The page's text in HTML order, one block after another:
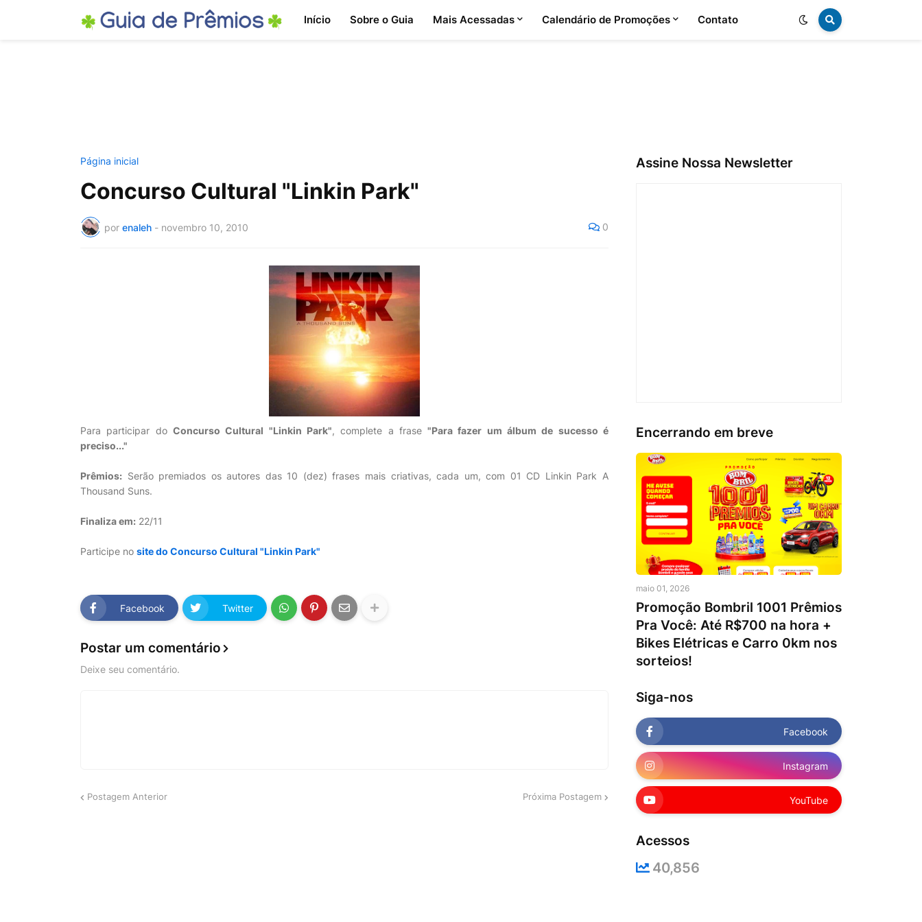
Início Sobre o Guia Mais Acessadas Calendário de Promoções Contato
Página inicial
Concurso Cultural "Linkin Park"
por enaleh - novembro 10, 2010 0
Para participar do Concurso Cultural "Linkin Park", complete a frase"Para fazer um álbum de sucesso é
preciso..."
Prêmios: Serão premiados os autores das 10 (dez) frases mais criativas, cada um, com 01 CD Linkin Park A
Thousand Suns.
Finaliza em: 22/11
Participe no site do Concurso Cultural "Linkin Park"
Facebook Twitter
Postar um comentário
Deixe seu comentário.
Postagem Anterior Próxima Postagem
Assine Nossa Newsletter
Encerrando em breve
maio 01, 2026
Promoção Bombril 1001 Prêmios
Pra Você: Até R$700 na hora +
Bikes Elétricas e Carro 0km nos
sorteios!
Siga-nos
Facebook
Instagram
YouTube
Acessos
40,856